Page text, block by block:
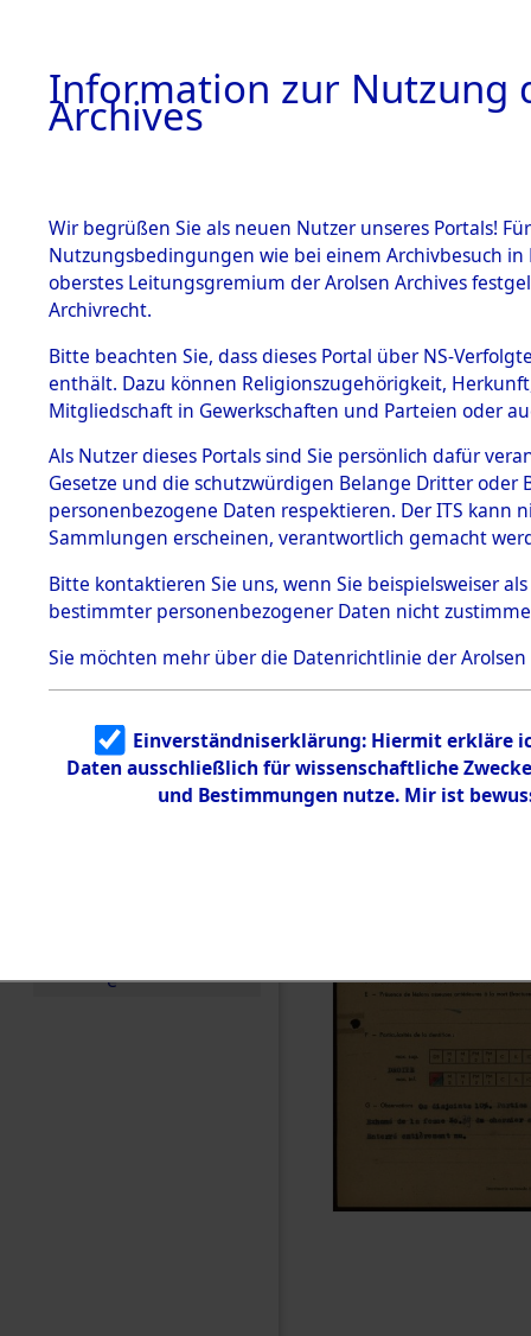
BESTÄNDE
1.
mente
5. Verschiedenes
5.3
Todesmärsche
5.3.1 Alliierte
Erhebungen
zu
Todesmärsch
en
5.3.2
Identifizierun
g
5.3.3
Todesmärsch
e
Information zur Nutzung
Archives
Wir begrüßen Sie als neuen Nutzer unseres Portals!
Nutzungsbedingungen wie bei einem Archivbesuch
oberstes Leitungsgremium der Arolsen Archives
Archivrecht.
Bitte beachten Sie, dass dieses Portal über NS-
enthält. Dazu können Religionszugehörigkeit,
Mitgliedschaft in Gewerkschaften und Parteien oder
Als Nutzer dieses Portals sind Sie persönlich dafür
Gesetze und die schutzwürdigen Belange Dritter
personenbezogene Daten respektieren. Der ITS
Sammlungen erscheinen, verantwortlich gemacht
Bitte kontaktieren Sie uns, wenn Sie beispielsweiser
bestimmter personenbezogener Daten nicht
Sie möchten mehr über die Datenrichtlinie der Arolsen
Einverständniserklärung: Hiermit erkläre
Daten ausschließlich für wissenschaftliche
und Bestimmungen nutze. Mir ist